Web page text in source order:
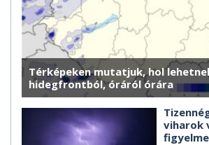
Térképeken mutatjuk, hol
hidegfrontból, óráról órára
viharok